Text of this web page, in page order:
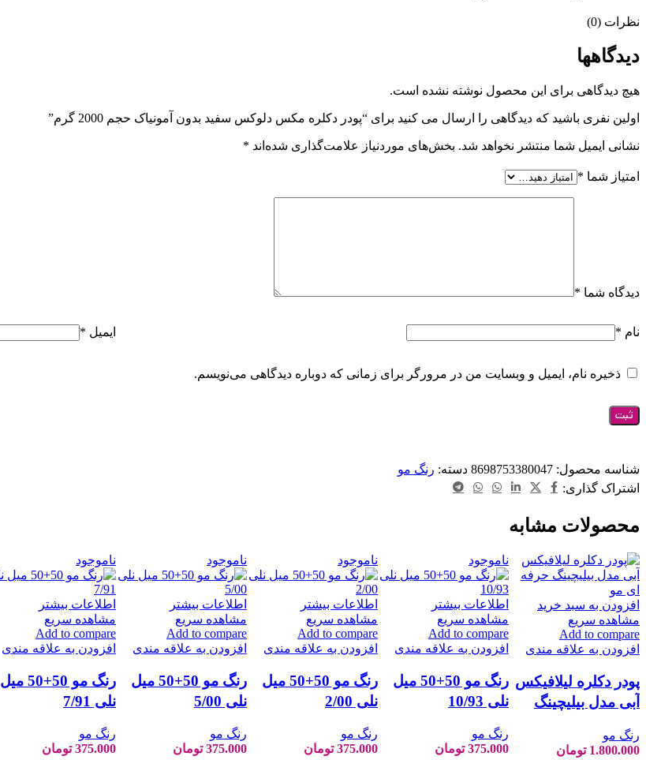
نظرات (0)
دیدگاهها
هیچ دیدگاهی برای این محصول نوشته نشده است.
اولین نفری باشید که دیدگاهی را ارسال می کنید برای “پودر‌ دکلره مکس دلوکس سفید بدون آمونیاک حجم 2000 گرم”
نشانی ایمیل شما منتشر نخواهد شد. بخش‌های موردنیاز علامت‌گذاری شده‌اند *
امتیاز شما *
دیدگاه شما *
نام * ایمیل *
ذخیره نام، ایمیل و وبسایت من در مرورگر برای زمانی که دوباره دیدگاهی می‌نویسم.
شناسه محصول: 8698753380047 دسته: رنگ مو
اشتراک گذاری:
محصولات مشابه
افزودن به سبد خرید
مشاهده سریع
Add to compare
افزودن به علاقه مندی
پودر دکلره لیلافیکس
آبی مدل بیلیچینگ
2000 گرم
رنگ مو
1.800.000 تومان
ناموجود
اطلاعات بیشتر
مشاهده سریع
Add to compare
افزودن به علاقه مندی
رنگ مو 50+50 میل
نلی 10/93
رنگ مو
375.000 تومان
ناموجود
اطلاعات بیشتر
مشاهده سریع
Add to compare
افزودن به علاقه مندی
رنگ مو 50+50 میل
نلی 2/00
رنگ مو
375.000 تومان
ناموجود
اطلاعات بیشتر
مشاهده سریع
Add to compare
افزودن به علاقه مندی
رنگ مو 50+50 میل
نلی 5/00
رنگ مو
375.000 تومان
ناموجود
اطلاعات بیشتر
مشاهده سریع
Add to compare
افزودن به علاقه مندی
رنگ مو 50+50 میل
نلی 7/91
رنگ مو
375.000 تومان